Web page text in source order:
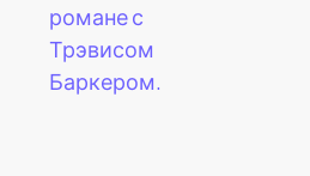
романе с
Трэвисом
Баркером.